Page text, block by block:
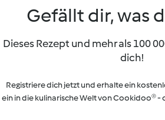
Gefällt dir, was
Dieses Rezept und mehr als 100
dich!
Registriere dich jetzt und erhalte ein
ein in die kulinarische Welt von Cookidoo® -